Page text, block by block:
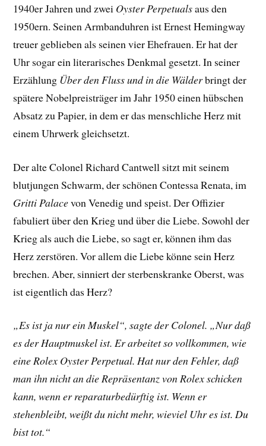
1940er Jahren und zwei Oyster Perpetualsaus den
1950ern. Seinen Armbanduhren ist Ernest Hemingway
treuer geblieben als seinen vier Ehefrauen. Er hat der
Uhr sogar ein literarisches Denkmal gesetzt. In seiner
Erzählung Über den Fluss und in die Wälderbringt der
spätere Nobelpreisträger im Jahr 1950 einen hübschen
Absatz zu Papier, in dem er das menschliche Herz mit
einem Uhrwerk gleichsetzt.
Der alte Colonel Richard Cantwell sitzt mit seinem
blutjungen Schwarm, der schönen Contessa Renata, im
Gritti Palacevon Venedig und speist. Der Offizier
fabuliert über den Krieg und über die Liebe. Sowohl der
Krieg als auch die Liebe, so sagt er, können ihm das
Herz zerstören. Vor allem die Liebe könne sein Herz
brechen. Aber, sinniert der sterbenskranke Oberst, was
ist eigentlich das Herz?
„Es ist ja nur ein Muskel“, sagte der Colonel. „Nur daß
es der Hauptmuskel ist. Er arbeitet so vollkommen, wie
eine Rolex Oyster Perpetual. Hat nur den Fehler, daß
man ihn nicht an die Repräsentanz von Rolex schicken
kann, wenn er reparaturbedürftig ist. Wenn er
stehenbleibt, weißt du nicht mehr, wieviel Uhr es ist. Du
bist tot.“